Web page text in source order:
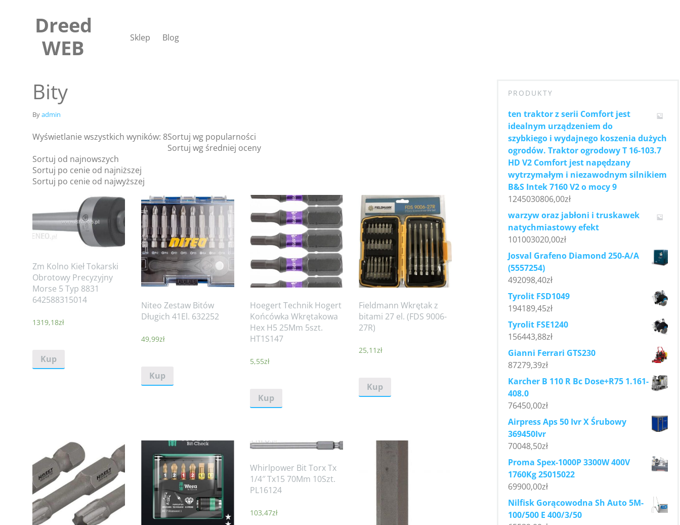
Dreed
WEB
Sklep Blog
Bity
Byadmin
Wyświetlanie wszystkich wyników: 8Sortuj wg popularności
Sortuj wg średniej oceny
Sortuj od najnowszych
Sortuj po cenie od najniższej
Sortuj po cenie od najwyższej
Zm Kolno Kieł Tokarski
Obrotowy Precyzyjny
Morse 5 Typ 8831
642588315014
1319,18zł
Kup
Niteo Zestaw Bitów
Długich 41El. 632252
49,99zł
Kup
Hoegert Technik Hogert
Końcówka Wkrętakowa
Hex H5 25Mm 5szt.
HT1S147
5,55zł
Kup
Fieldmann Wkrętak z
bitami 27 el. (FDS 9006-
27R)
25,11zł
Kup
Whirlpower Bit Torx Tx
1/4″ Tx15 70Mm 10Szt.
PL16124
103,47zł
PRODUKTY
ten traktor z serii Comfort jest
idealnym urządzeniem do
szybkiego i wydajnego koszenia dużych
ogrodów. Traktor ogrodowy T 16-103.7
HD V2 Comfort jest napędzany
wytrzymałym i niezawodnym silnikiem
B&S Intek 7160 V2 o mocy 9
1245030806,00zł
warzyw oraz jabłoni i truskawek
natychmiastowy efekt
101003020,00zł
Josval Grafeno Diamond 250-A/A
(5557254)
492098,40zł
Tyrolit FSD1049
194189,45zł
Tyrolit FSE1240
156443,88zł
Gianni Ferrari GTS230
87279,39zł
Karcher B 110 R Bc Dose+R75 1.161-
408.0
76450,00zł
Airpress Aps 50 Ivr X Śrubowy
369450Ivr
70048,50zł
Proma Spex-1000P 3300W 400V
1760Kg 25015022
69900,00zł
Nilfisk Gorącowodna Sh Auto 5M-
100/500 E 400/3/50